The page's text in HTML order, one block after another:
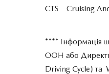
CTS – Cruising
**** Інформація
ООН або
Driving Cycle) та